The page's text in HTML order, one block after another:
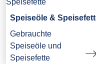
Speiseöle &
Gebrauchte
Speiseöle und
Speisefette